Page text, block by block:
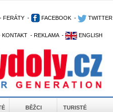
- FERÁTY - FACEBOOK - TWITTER
KONTAKT - REKLAMA - ENGLISH
BĚŽCI TURISTÉ